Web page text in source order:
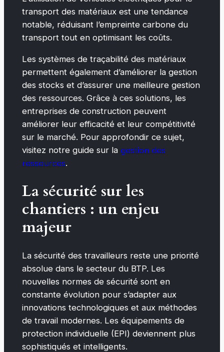
transport des matériaux est une tendance
notable, réduisant l’empreinte carbone du
transport tout en optimisant les coûts.
Les systèmes de traçabilité des matériaux
permettent également d’améliorer la gestion
des stocks et d’assurer une meilleure gestion
des ressources. Grâce à ces solutions, les
entreprises de construction peuvent
améliorer leur efficacité et leur compétitivité
sur le marché. Pour approfondir ce sujet,
visitez notre guide sur la gestion des
ressources.
La sécurité sur les
chantiers : un enjeu
majeur
La sécurité des travailleurs reste une priorité
absolue dans le secteur du BTP. Les
nouvelles normes de sécurité sont en
constante évolution pour s’adapter aux
innovations technologiques et aux méthodes
de travail modernes. Les équipements de
protection individuelle (EPI) deviennent plus
sophistiqués et intelligents.